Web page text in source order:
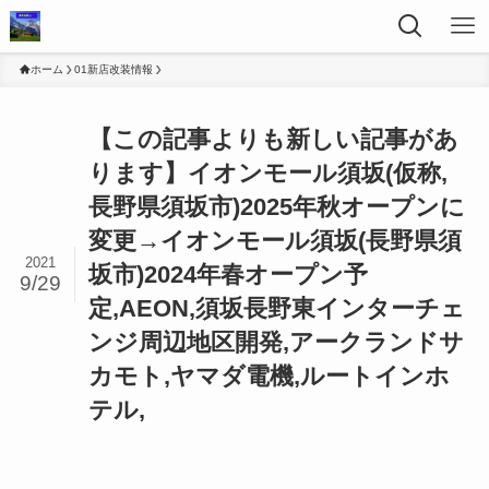
ホーム 01新店改装情報
【この記事よりも新しい記事があ
ります】イオンモール須坂(仮称,
長野県須坂市)2025年秋オープンに
変更→イオンモール須坂(長野県須
坂市)2024年春オープン予
定,AEON,須坂長野東インターチェ
ンジ周辺地区開発,アークランドサ
カモト,ヤマダ電機,ルートインホ
テル,
2021
9/29